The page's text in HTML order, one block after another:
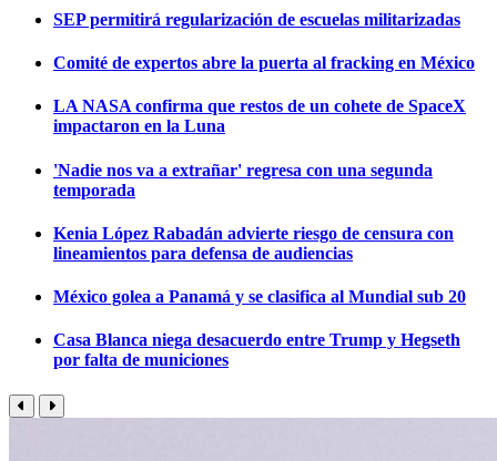
SEP permitirá regularización de escuelas militarizadas
Comité de expertos abre la puerta al fracking en México
LA NASA confirma que restos de un cohete de SpaceX
impactaron en la Luna
'Nadie nos va a extrañar' regresa con una segunda
temporada
Kenia López Rabadán advierte riesgo de censura con
lineamientos para defensa de audiencias
México golea a Panamá y se clasifica al Mundial sub 20
Casa Blanca niega desacuerdo entre Trump y Hegseth
por falta de municiones